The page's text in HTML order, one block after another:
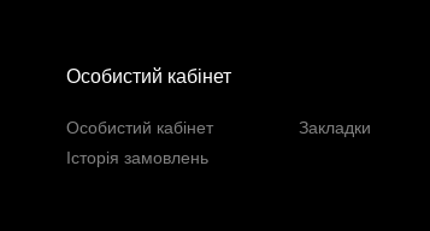
Особистий кабінет
Особистий кабінет
Історія замовлень
Закладки